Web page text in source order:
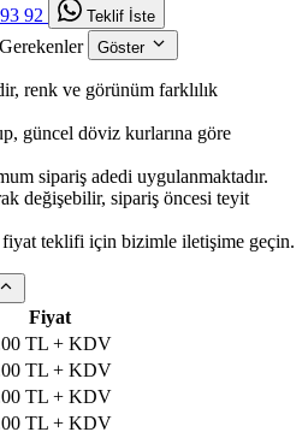
92 Teklif İste
Göster
renk ve görünüm farklılık
güncel döviz kurlarına göre
sipariş adedi uygulanmaktadır.
değişebilir, sipariş öncesi teyit
teklifi için bizimle iletişime geçin.
Fiyat
TL + KDV
TL + KDV
TL + KDV
TL + KDV